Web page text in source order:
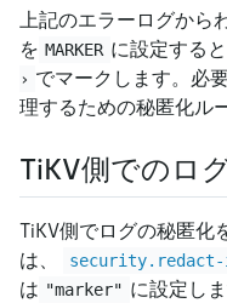
上記のエラーログから
を MARKER に設定する
› でマークします。必
理するための秘匿化ル
TiKV側でのロ
TiKV側でログの秘匿化
は、
は "marker" に設定し